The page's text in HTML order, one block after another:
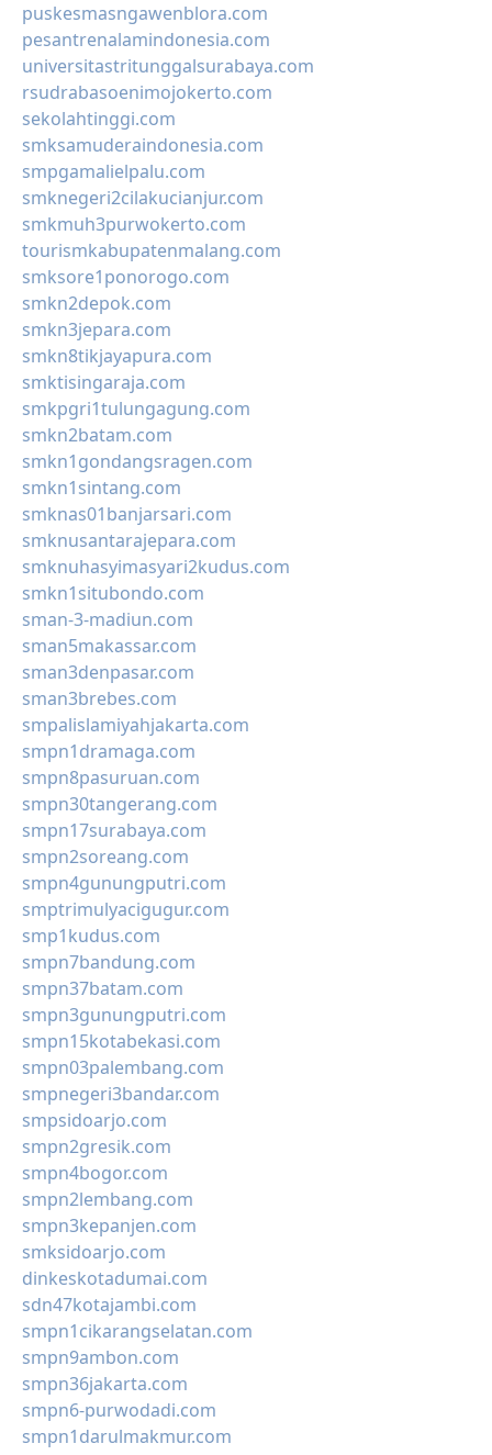
puskesmasngawenblora.com
pesantrenalamindonesia.com
universitastritunggalsurabaya.com
rsudrabasoenimojokerto.com
sekolahtinggi.com
smksamuderaindonesia.com
smpgamalielpalu.com
smknegeri2cilakucianjur.com
smkmuh3purwokerto.com
tourismkabupatenmalang.com
smksore1ponorogo.com
smkn2depok.com
smkn3jepara.com
smkn8tikjayapura.com
smktisingaraja.com
smkpgri1tulungagung.com
smkn2batam.com
smkn1gondangsragen.com
smkn1sintang.com
smknas01banjarsari.com
smknusantarajepara.com
smknuhasyimasyari2kudus.com
smkn1situbondo.com
sman-3-madiun.com
sman5makassar.com
sman3denpasar.com
sman3brebes.com
smpalislamiyahjakarta.com
smpn1dramaga.com
smpn8pasuruan.com
smpn30tangerang.com
smpn17surabaya.com
smpn2soreang.com
smpn4gunungputri.com
smptrimulyacigugur.com
smp1kudus.com
smpn7bandung.com
smpn37batam.com
smpn3gunungputri.com
smpn15kotabekasi.com
smpn03palembang.com
smpnegeri3bandar.com
smpsidoarjo.com
smpn2gresik.com
smpn4bogor.com
smpn2lembang.com
smpn3kepanjen.com
smksidoarjo.com
dinkeskotadumai.com
sdn47kotajambi.com
smpn1cikarangselatan.com
smpn9ambon.com
smpn36jakarta.com
smpn6-purwodadi.com
smpn1darulmakmur.com